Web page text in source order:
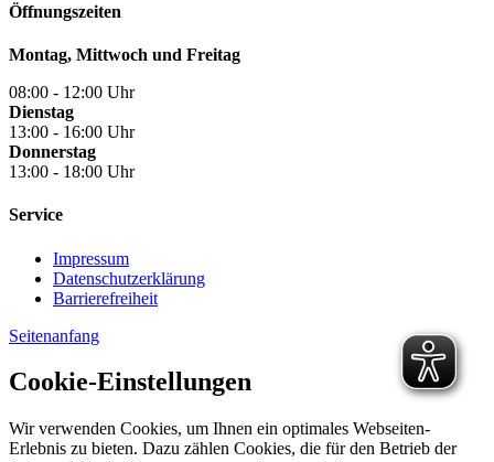
Öffnungszeiten
Montag, Mittwoch und Freitag
08:00 - 12:00 Uhr
Dienstag
13:00 - 16:00 Uhr
Donnerstag
13:00 - 18:00 Uhr
Service
Impressum
Datenschutzerklärung
Barrierefreiheit
Seitenanfang
Cookie-Einstellungen
Wir verwenden Cookies, um Ihnen ein optimales Webseiten-
Erlebnis zu bieten. Dazu zählen Cookies, die für den Betrieb der